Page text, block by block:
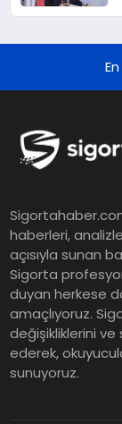
haberleri,
açısıyla sunan
Sigorta
duyan herkese
amaçlıyoruz.
değişikliklerini
ederek,
sunuyoruz.